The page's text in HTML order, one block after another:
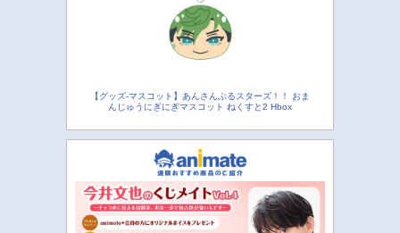
【グッズ-マスコット】あんさんぶるスターズ！！ おま
んじゅうにぎにぎマスコット ねくすと2 Hbox